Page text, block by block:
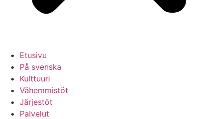
Etusivu
På svenska
Kulttuuri
Vähemmistöt
Järjestöt
Palvelut